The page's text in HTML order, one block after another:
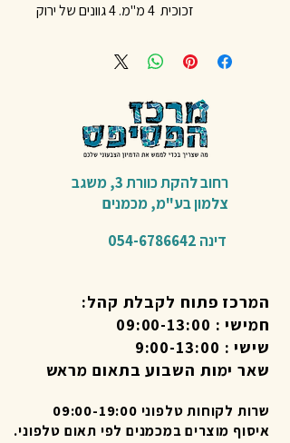
זכוכית 4 מ"מ. 4 גוונים של ירוק
רחוב להקת כוורת 3,
משגב
צלמון בע"מ,מכמנים​
דינה 054-6786642
המרכז פתוח לקבלת קהל:
חמישי : 09:00-13:00
שישי : 9:00-13:00
שאר ימות השבוע בתאום מראש
שרות לקוחות טלפוני 09:00-19:00
איסוף מוצרים במכמנים לפי תאום טלפוני.